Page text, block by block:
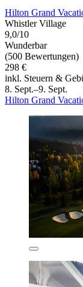
Hilton Grand
Whistler Village
9,0/10
Wunderbar
(500 Bewertungen)
298 €
inkl. Steuern &
8. Sept.–9. Sept.
Hilton Grand